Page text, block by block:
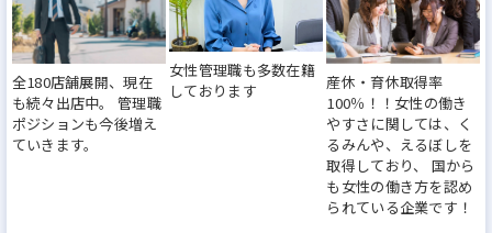
休後の時短・時差・在宅勤務、残業時間の削減…な
どなど、社員の働く環境づくりに力を入れてきまし
た。『働きがいのある会社』のベストカンパニーに
も選出されました。その結果、離職率は業界水準の
半分以下になっています。
※その他、厚生労働大臣から女性の活躍推進、子育
全180店舗展開、現在
も続々出店中。 管理職
ポジションも今後増え
ていきます。
女性管理職も多数在籍
しております
産休・育休取得率
100％！！女性の働き
やすさに関しては、く
るみんや、えるぼしを
取得しており、 国から
も女性の働き方を認め
られている企業です！